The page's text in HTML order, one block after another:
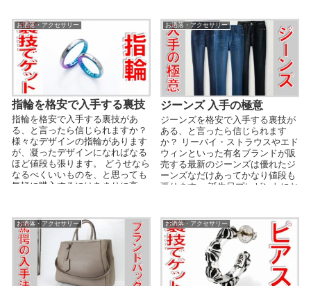
お洒落・アクセサリー
指輪を格安で入手する裏技
指輪を格安で入手する裏技があ
る、と言ったら信じられますか？
様々なデザインの指輪があります
が、凝ったデザインになればなる
ほど値段も張ります。 どうせなら
なるべくいいものを、と思っても
気軽に購入するにはあまりに高
お洒落・アクセサリー
ジーンズ 入手の極意
ジーンズを格安で入手する裏技が
ある、と言ったら信じられます
か？ リーバイ・ストラウスやエド
ウィンといった有名ブランドが販
売する最新のジーンズは優れたジ
ーンズなだけあってかなり値段も
張ります。 誕生日プレゼントにお
お洒落・アクセサリー お洒落・アクセサリー